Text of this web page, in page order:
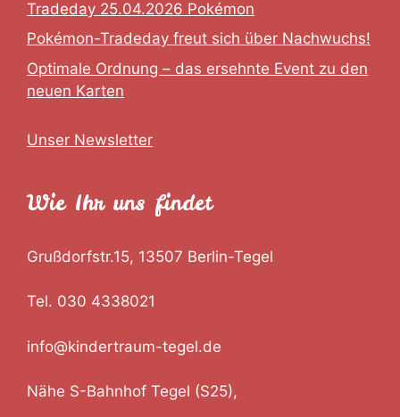
Tradeday 25.04.2026 Pokémon
Pokémon-Tradeday freut sich über Nachwuchs!
Optimale Ordnung – das ersehnte Event zu den
neuen Karten
Unser Newsletter
Wie Ihr uns findet
Grußdorfstr.15, 13507 Berlin-Tegel
Tel. 030 4338021
info@kindertraum-tegel.de
Nähe S-Bahnhof Tegel (S25),